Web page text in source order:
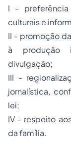
I - preferência
culturais e
II - promoção
à produção
divulgação;
III -
jornalística,
lei;
IV - respeito
da família.